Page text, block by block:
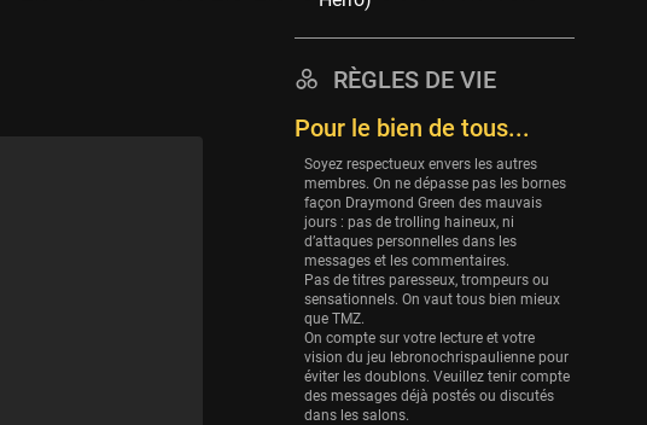
Charlotte Hornets
Houston Rockets
Washington Wizards
29 sessions
Portland Trail Blazers
27 sessions
Eurobasket
25 sessions
Detroit Pistons
25 sessions
Brooklyn Nets
RÈGLES DE VIE
Pour le bien de tous...
Soyez respectueux envers les autres
membres. On ne dépasse pas les bornes
façon Draymond Green des mauvais
jours : pas de trolling haineux, ni
d’attaques personnelles dans les
messages et les commentaires.
Pas de titres paresseux, trompeurs ou
sensationnels. On vaut tous bien mieux
que TMZ.
On compte sur votre lecture et votre
vision du jeu lebronochrispaulienne pour
éviter les doublons. Veuillez tenir compte
des messages déjà postés ou discutés
dans les salons.